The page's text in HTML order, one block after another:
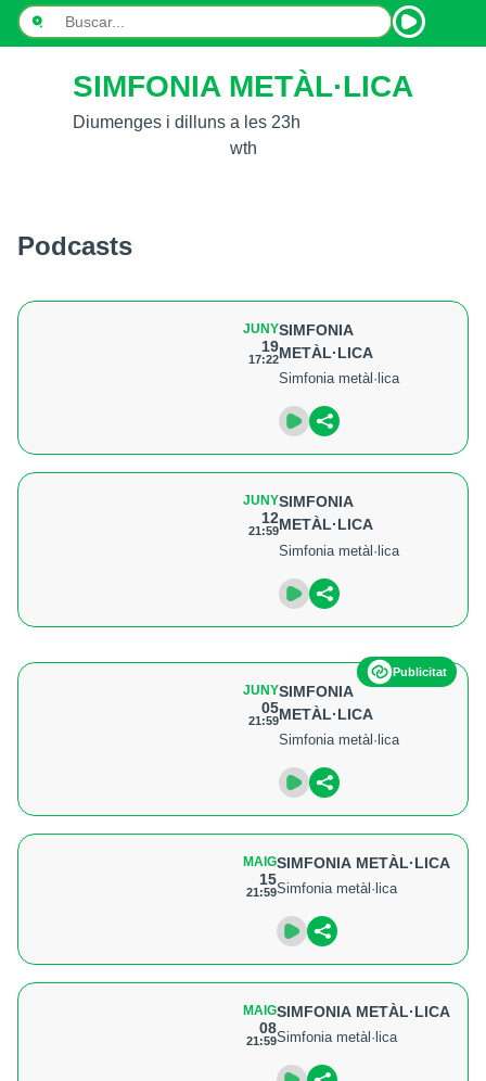
INICI
CONTACTE
wth
SIMFONIA METÀL·LICA
Diumenges i dilluns a les 23h
Podcasts
JUNY
19
17:22
SIMFONIA
METÀL·LICA
Simfonia metàl·lica
JUNY
12
21:59
SIMFONIA
METÀL·LICA
Simfonia metàl·lica
Publicitat
JUNY
05
21:59
SIMFONIA
METÀL·LICA
Simfonia metàl·lica
MAIG
15
21:59
SIMFONIA METÀL·LICA
Simfonia metàl·lica
MAIG
08
21:59
SIMFONIA METÀL·LICA
Simfonia metàl·lica